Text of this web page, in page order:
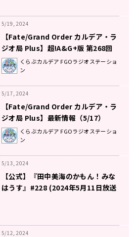
5/19, 2024
【Fate/Grand Order カルデア・ラ
ジオ局 Plus】超!A&G+版 第268回
放送レポート
くらぶカルデア FGOラジオステーショ
ン
5/17, 2024
【Fate/Grand Order カルデア・ラ
ジオ局 Plus】最新情報（5/17）
くらぶカルデア FGOラジオステーショ
ン
5/13, 2024
【公式】『田中美海のかもん！みな
はうす』#228 (2024年5月11日放送
5/12, 2024